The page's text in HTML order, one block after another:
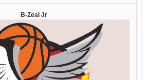
B-Zeal Jr